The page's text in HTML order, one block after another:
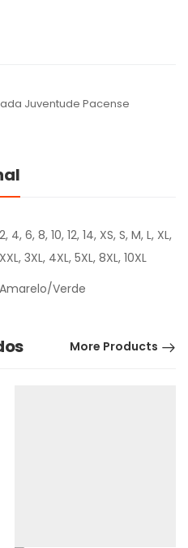
Juventude Pacense
2, 4, 6, 8, 10, 12, 14, XS, S, M, L, XL,
XXL, 3XL, 4XL, 5XL, 8XL, 10XL
Amarelo/Verde
More Products